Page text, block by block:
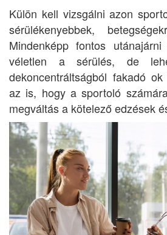
Külön kell vizsgálni azon
sérülékenyebbek,
Mindenképp fontos
véletlen a sérülés, de
dekoncentráltságból fakadó
az is, hogy a sportoló
megváltás a kötelező edzések